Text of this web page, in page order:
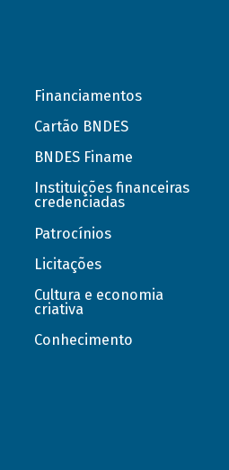
Financiamentos
Cartão BNDES
BNDES Finame
Instituições financeiras
credenciadas
Patrocínios
Licitações
Cultura e economia
criativa
Conhecimento